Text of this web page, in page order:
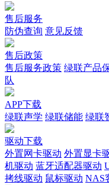
售后服务
防伪查询 意见反馈
售后政策
售后服务政策 绿联产品
队
APP下载
绿联声学 绿联储能 绿联
驱动下载
外置网卡驱动 外置显卡
机驱动 蓝牙适配器驱动
拷线驱动 鼠标驱动 NAS